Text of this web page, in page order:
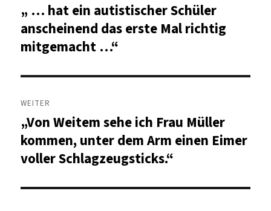
Vorheriger
Beitrag:
„ … hat ein autistischer Schüler
anscheinend das erste Mal richtig
mitgemacht …“
WEITER
Nächster
Beitrag:
„Von Weitem sehe ich Frau Müller
kommen, unter dem Arm einen Eimer
voller Schlagzeugsticks.“